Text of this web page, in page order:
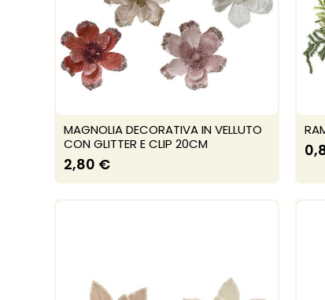
MAGNOLIA DECORATIVA IN VELLUTO
CON GLITTER E CLIP 20CM
2,80 €